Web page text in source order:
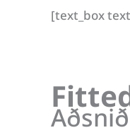
[text_box